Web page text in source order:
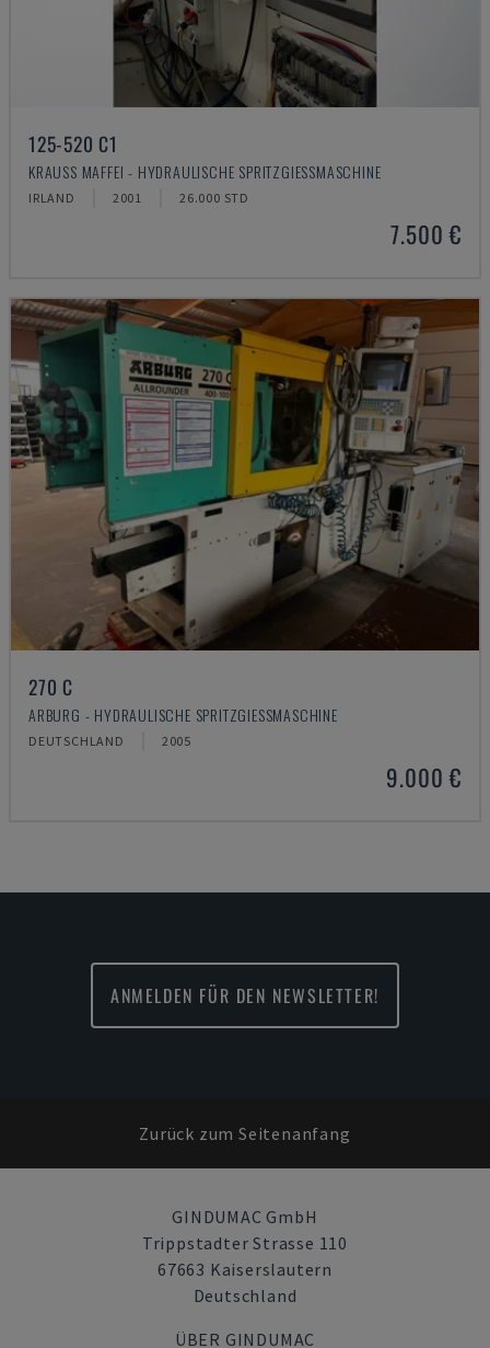
125-520 C1
KRAUSS MAFFEI - HYDRAULISCHE SPRITZGIESSMASCHINE
IRLAND 2001 26.000 STD
7.500 €
270 C
ARBURG - HYDRAULISCHE SPRITZGIESSMASCHINE
DEUTSCHLAND 2005
9.000 €
ANMELDEN FÜR DEN NEWSLETTER!
Zurück zum Seitenanfang
GINDUMAC GmbH
Trippstadter Strasse 110
67663 Kaiserslautern
Deutschland
ÜBER GINDUMAC